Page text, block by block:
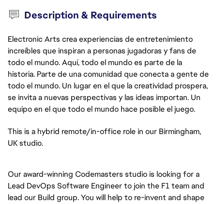
Description & Requirements
Electronic Arts crea experiencias de entretenimiento
increíbles que inspiran a personas jugadoras y fans de
todo el mundo. Aquí, todo el mundo es parte de la
historia. Parte de una comunidad que conecta a gente de
todo el mundo. Un lugar en el que la creatividad prospera,
se invita a nuevas perspectivas y las ideas importan. Un
equipo en el que todo el mundo hace posible el juego.
This is a hybrid remote/in-office role in our Birmingham,
UK studio.
Our award-winning Codemasters studio is looking for a
Lead DevOps Software Engineer to join the F1 team and
lead our Build group. You will help to re-invent and shape